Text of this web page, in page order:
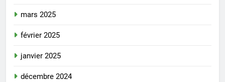
mars 2025
février 2025
janvier 2025
décembre 2024